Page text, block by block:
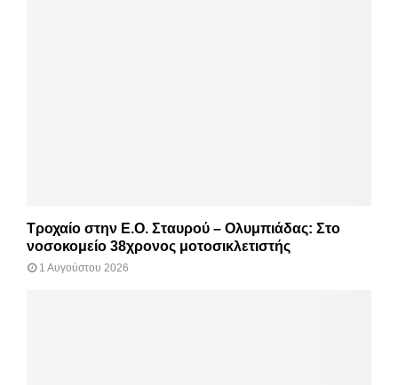
Τροχαίο στην Ε.Ο. Σταυρού – Ολυμπιάδας: Στο
νοσοκομείο 38χρονος μοτοσικλετιστής
1 Αυγούστου 2026